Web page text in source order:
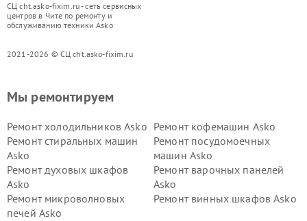
СЦ cht.asko-fixim.ru - сеть сервисных
центров в Чите по ремонту и
обслуживанию техники Asko
2021-2026 © СЦ cht.asko-fixim.ru
Мы ремонтируем
Ремонт холодильников Asko Ремонт кофемашин Asko
Ремонт стиральных машин
Asko
Ремонт посудомоечных
машин Asko
Ремонт духовых шкафов
Asko
Ремонт варочных панелей
Asko
Ремонт микроволновых
печей Asko
Ремонт винных шкафов Asko